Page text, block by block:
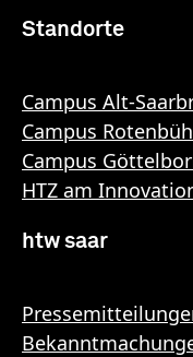
Standorte
Campus Alt-
Campus
Campus
HTZ am
htw saar